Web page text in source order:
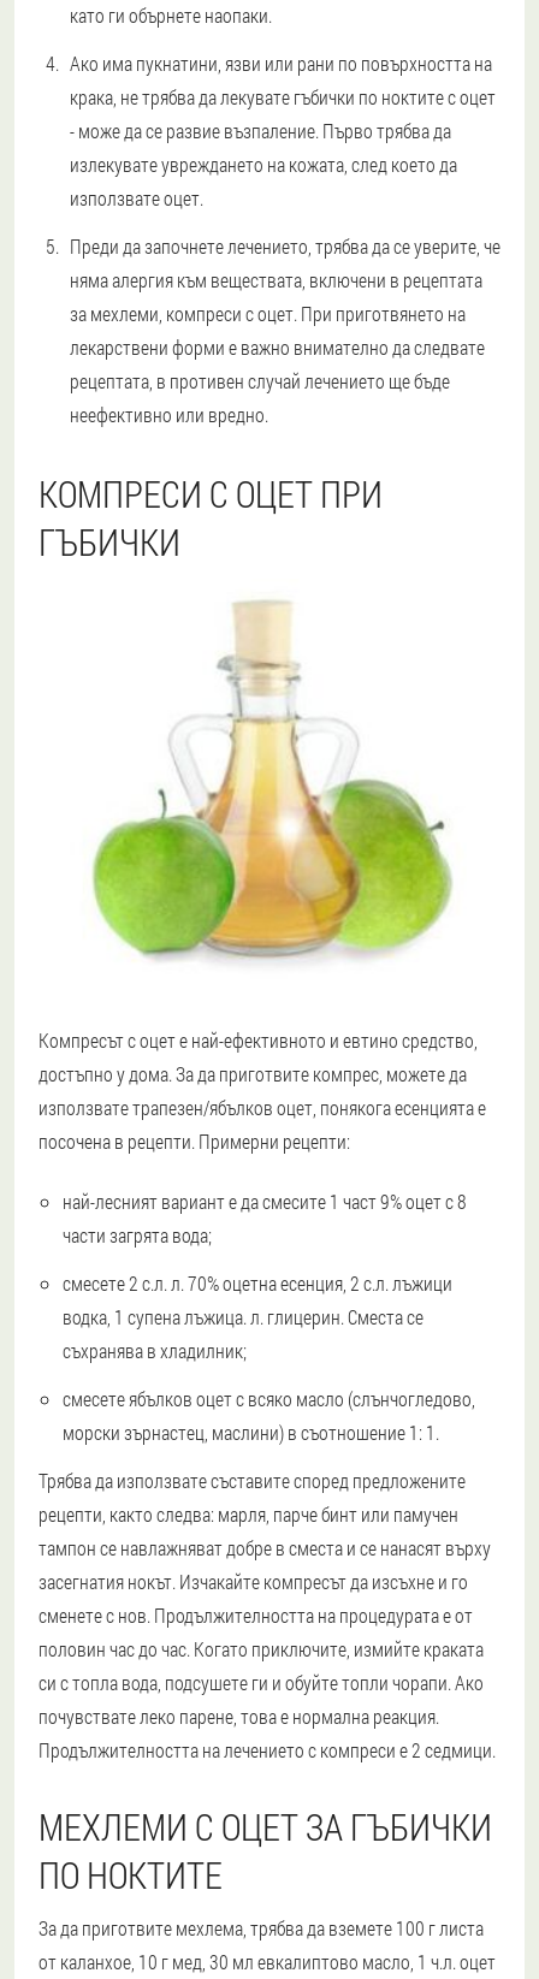
като ги обърнете наопаки.
Ако има пукнатини, язви или рани по повърхността на
крака, не трябва да лекувате гъбички по ноктите с оцет
- може да се развие възпаление. Първо трябва да
излекувате увреждането на кожата, след което да
използвате оцет.
Преди да започнете лечението, трябва да се уверите, че
няма алергия към веществата, включени в рецептата
за мехлеми, компреси с оцет. При приготвянето на
лекарствени форми е важно внимателно да следвате
рецептата, в противен случай лечението ще бъде
неефективно или вредно.
КОМПРЕСИ С ОЦЕТ ПРИ
ГЪБИЧКИ
Компресът с оцет е най-ефективното и евтино средство,
достъпно у дома. За да приготвите компрес, можете да
използвате трапезен/ябълков оцет, понякога есенцията е
посочена в рецепти. Примерни рецепти:
най-лесният вариант е да смесите 1 част 9% оцет с 8
части загрята вода;
смесете 2 с.л. л. 70% оцетна есенция, 2 с.л. лъжици
водка, 1 супена лъжица. л. глицерин. Сместа се
съхранява в хладилник;
смесете ябълков оцет с всяко масло (слънчогледово,
морски зърнастец, маслини) в съотношение 1: 1.
Трябва да използвате съставите според предложените
рецепти, както следва: марля, парче бинт или памучен
тампон се навлажняват добре в сместа и се нанасят върху
засегнатия нокът. Изчакайте компресът да изсъхне и го
сменете с нов. Продължителността на процедурата е от
половин час до час. Когато приключите, измийте краката
си с топла вода, подсушете ги и обуйте топли чорапи. Ако
почувствате леко парене, това е нормална реакция.
Продължителността на лечението с компреси е 2 седмици.
МЕХЛЕМИ С ОЦЕТ ЗА ГЪБИЧКИ
ПО НОКТИТЕ
За да приготвите мехлема, трябва да вземете 100 г листа
от каланхое, 10 г мед, 30 мл евкалиптово масло, 1 ч.л. оцет